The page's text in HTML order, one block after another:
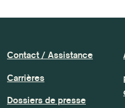
Contact / Assistance
Carrières
Dossiers de presse